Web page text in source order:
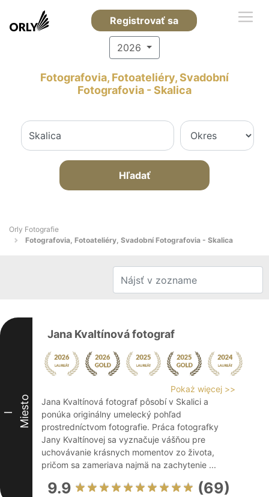
Registrovať sa
2026
Fotografovia, Fotoateliéry, Svadobní
Fotografovia - Skalica
Hľadať
Orly Fotografie
Fotografovia, Fotoateliéry, Svadobní Fotografovia - Skalica
I Miesto
Jana Kvaltínová fotograf
Pokaż więcej >>
Jana Kvaltínová fotograf pôsobí v Skalici a
ponúka originálny umelecký pohľad
prostredníctvom fotografie. Práca fotografky
Jany Kvaltínovej sa vyznačuje vášňou pre
uchovávanie krásnych momentov zo života,
pričom sa zameriava najmä na zachytenie ...
9.9 (69)